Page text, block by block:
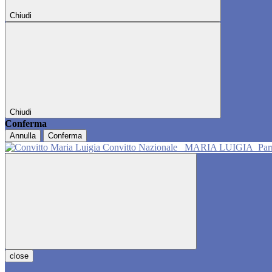
Chiudi
Chiudi
Conferma
Annulla Conferma
Convitto Nazionale MARIA LUIGIA
close